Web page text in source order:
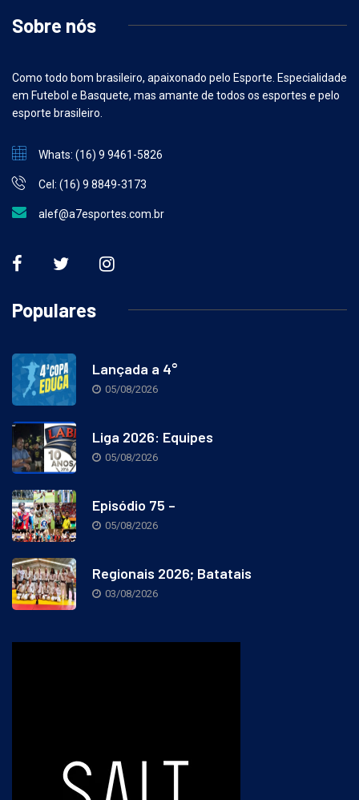
Sobre nós
Como todo bom brasileiro, apaixonado pelo Esporte. Especialidade
em Futebol e Basquete, mas amante de todos os esportes e pelo
esporte brasileiro.
Whats: (16) 9 9461-5826
Cel: (16) 9 8849-3173
alef@a7esportes.com.br
Populares
Lançada a 4°
05/08/2026
Liga 2026: Equipes
05/08/2026
Episódio 75 –
05/08/2026
Regionais 2026; Batatais
03/08/2026